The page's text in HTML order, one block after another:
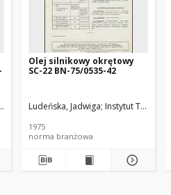
Michalak, Jacek Gibińska,
Olej silnikowy okrętowy
SC-22 BN-75/0535-42
Ludeńska, Jadwiga Instytut
1975
norma branżowa